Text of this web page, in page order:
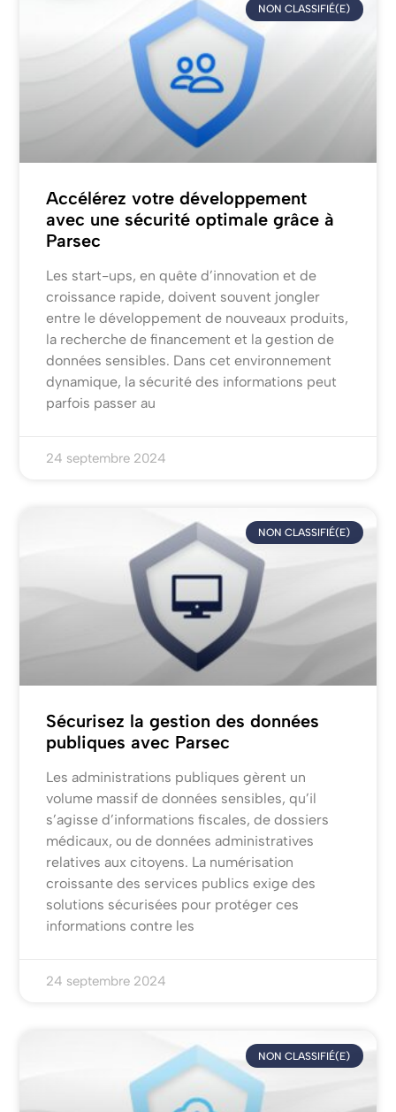
NON CLASSIFIÉ(E)
Accélérez votre développement
avec une sécurité optimale grâce à
Parsec
Les start-ups, en quête d’innovation et de
croissance rapide, doivent souvent jongler
entre le développement de nouveaux produits,
la recherche de financement et la gestion de
données sensibles. Dans cet environnement
dynamique, la sécurité des informations peut
parfois passer au
24 septembre 2024
NON CLASSIFIÉ(E)
Sécurisez la gestion des données
publiques avec Parsec
Les administrations publiques gèrent un
volume massif de données sensibles, qu’il
s’agisse d’informations fiscales, de dossiers
médicaux, ou de données administratives
relatives aux citoyens. La numérisation
croissante des services publics exige des
solutions sécurisées pour protéger ces
informations contre les
24 septembre 2024
NON CLASSIFIÉ(E)